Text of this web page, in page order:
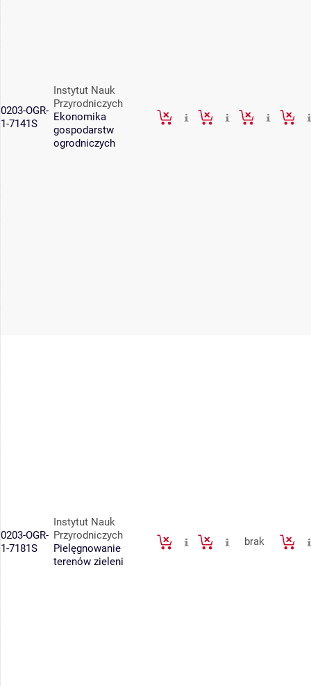
0203-OGR-
1-7141S
Instytut Nauk
Przyrodniczych
Ekonomika
gospodarstw
ogrodniczych
0203-OGR-
1-7181S
Instytut Nauk
Przyrodniczych
Pielęgnowanie
terenów zieleni
brak